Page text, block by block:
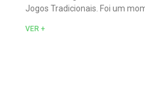
Jogos Tradicionais. Foi um
VER +